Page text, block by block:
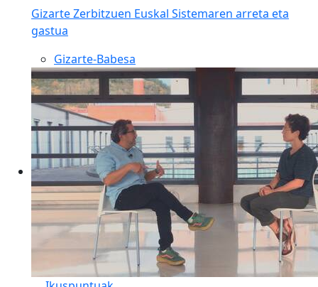
Gizarte Zerbitzuen Euskal Sistemaren arreta eta
gastua
Gizarte-Babesa